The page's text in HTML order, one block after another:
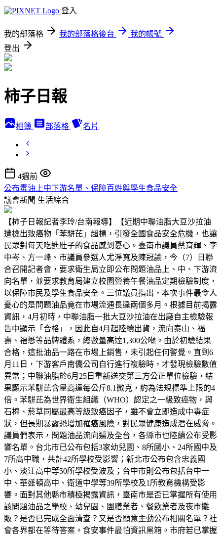
登入
我的部落格 我的部落格後台
我的帳號
登出
柿子日報
相簿 部落格 名片
4週前
公布毒油上中下游名單、保障百姓與學生食品安全
議會新聞 生活綜合
【柿子日報記者李玲/台南報導】【近期中聯油脂大豆沙拉油
遭檢出致癌物「苯駢芘」超標，引發全國食品安全危機，也讓
民眾對每天吃進肚子的食品感到憂心。臺南市議員蔡育輝、李
中岑、方一峰、市議員參選人尤淨寬及陳冠諭，今（7）日聯
合召開記者會，要求衛生局立即公布問題油品上、中、下游流
向名單，並要求教育局建立校園營養午餐油品定期檢驗制度，
以保障市民及學生食品安全。三位議員指出，本次事件最令人
憂心的是問題油品竟在市場流通長達兩個多月。根據目前揭露
資訊，4月初時，中聯油脂一批大豆沙拉油在出廠自主檢驗報
告中顯示「合格」，因此自4月起陸續出貨，流向泰山、福
壽、福懋等品牌體系，總數量高達1,300公噸。由於初驗結果
合格，這批油品一路在市場上銷售，未引起任何警覺。直到6
月11日，下游客戶南僑公司自行進行複驗時，才發現檢驗數值
異常；中聯油脂於6月25日重新送交第三方公正單位檢驗，結
果顯示苯駢芘含量高達每公斤8.1微克，約為法規標準上限的4
倍。苯駢芘為世界衛生組織（WHO）認定之一級致癌物，與
石棉、菸草同屬最高等級致癌因子，雖不會立即造成中毒症
狀，但長期暴露恐增加罹癌風險，對民眾健康造成潛在威脅。
議員們表示，問題油品流向遍及全台，各縣市也陸續公布受影
響名單。台北市已公布包括3家幼兒園、8所國小、24所國中及
7所高中職，共計42所學校受影響；新北市公布包含忠義國
小、淡江高中等50所學校受波及；台中市則公布包括台中一
中、華盛頓高中、衛道中學等39所學校及1所教育機構受影
響。面對其他縣市積極揭露資訊，臺南市是否已掌握所有使用
該問題油品之學校、幼兒園、團膳業者、餐飲業者及夜市攤
販？是否已完成全面清查？又是否願意主動公布相關名單？社
會各界都在等待答案。食安事件最怕資訊黑箱。市府若已掌握